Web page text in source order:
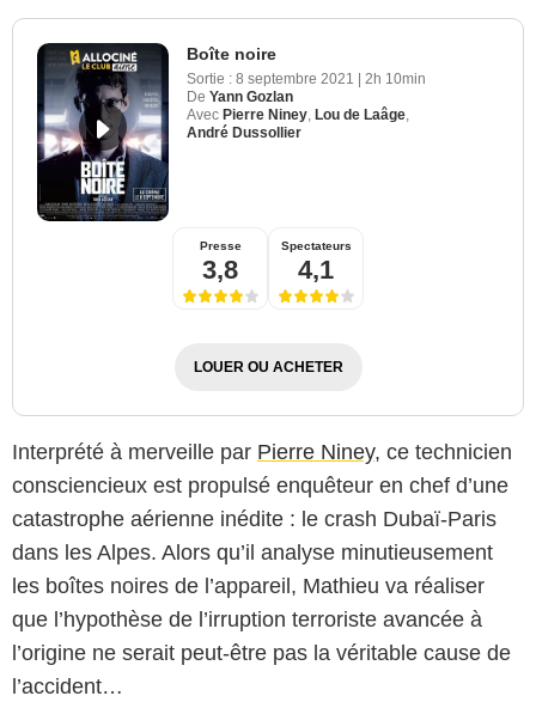
Boîte noire
Sortie : 8 septembre 2021
2h 10min
De Yann Gozlan
Avec Pierre Niney, Lou de Laâge,
André Dussollier
Presse
3,8
Spectateurs
4,1
LOUER OU ACHETER
Interprété à merveille par Pierre Niney, ce technicien
consciencieux est propulsé enquêteur en chef d’une
catastrophe aérienne inédite : le crash Dubaï-Paris
dans les Alpes. Alors qu’il analyse minutieusement
les boîtes noires de l’appareil, Mathieu va réaliser
que l’hypothèse de l’irruption terroriste avancée à
l’origine ne serait peut-être pas la véritable cause de
l’accident…